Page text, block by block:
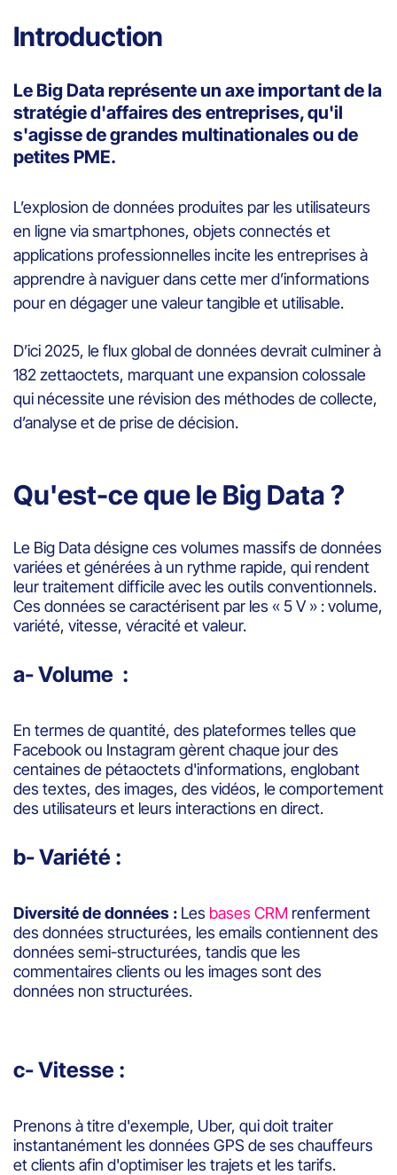
Introduction
Le Big Data représente un axe important de la
stratégie d'affaires des entreprises, qu'il
s'agisse de grandes multinationales ou de
petites PME.
L’explosion de données produites par les utilisateurs
en ligne via smartphones, objets connectés et
applications professionnelles incite les entreprises à
apprendre à naviguer dans cette mer d’informations
pour en dégager une valeur tangible et utilisable.
D’ici 2025, le flux global de données devrait culminer à
182 zettaoctets, marquant une expansion colossale
qui nécessite une révision des méthodes de collecte,
d’analyse et de prise de décision.
Qu'est-ce que le Big Data ?
Le Big Data désigne ces volumes massifs de données
variées et générées à un rythme rapide, qui rendent
leur traitement difficile avec les outils conventionnels.
Ces données se caractérisent par les « 5 V » : volume,
variété, vitesse, véracité et valeur.
a- Volume :
En termes de quantité, des plateformes telles que
Facebook ou Instagram gèrent chaque jour des
centaines de pétaoctets d'informations, englobant
des textes, des images, des vidéos, le comportement
des utilisateurs et leurs interactions en direct.
b- Variété :
Diversité de données : Les bases CRM renferment
des données structurées, les emails contiennent des
données semi-structurées, tandis que les
commentaires clients ou les images sont des
données non structurées.
c- Vitesse :
Prenons à titre d'exemple, Uber, qui doit traiter
instantanément les données GPS de ses chauffeurs
et clients afin d'optimiser les trajets et les tarifs.